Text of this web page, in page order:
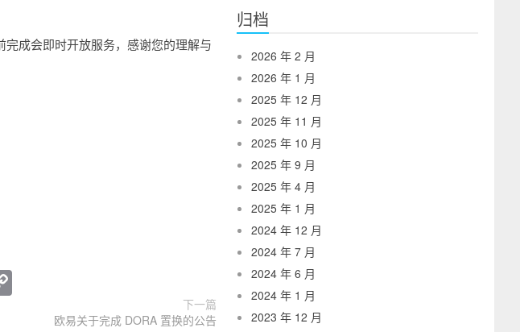
成会即时开放服务，感谢您的理解与
下一篇
欧易关于完成 DORA 置换的公告
归档
2026 年 2 月
2026 年 1 月
2025 年 12 月
2025 年 11 月
2025 年 10 月
2025 年 9 月
2025 年 4 月
2025 年 1 月
2024 年 12 月
2024 年 7 月
2024 年 6 月
2024 年 1 月
2023 年 12 月